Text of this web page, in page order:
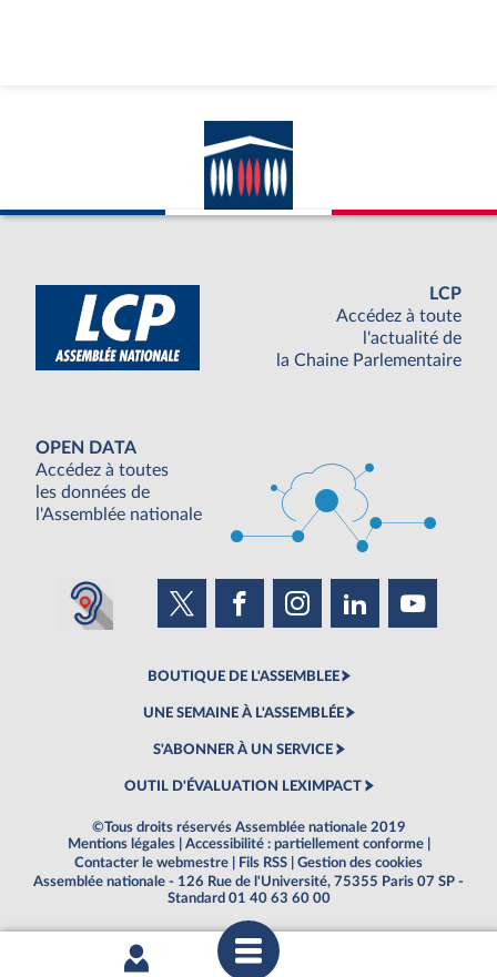
LCP
Accédez à toute
l'actualité de
la Chaine Parlementaire
OPEN DATA
Accédez à toutes
les données de
l'Assemblée nationale
BOUTIQUE DE L'ASSEMBLEE
UNE SEMAINE À L'ASSEMBLÉE
S'ABONNER À UN SERVICE
OUTIL D'ÉVALUATION LEXIMPACT
©Tous droits réservés Assemblée nationale 2019
Mentions légales
Accessibilité : partiellement conforme
Contacter le webmestre
Fils RSS
Gestion des cookies
Assemblée nationale - 126 Rue de l'Université, 75355 Paris 07 SP -
Standard 01 40 63 60 00